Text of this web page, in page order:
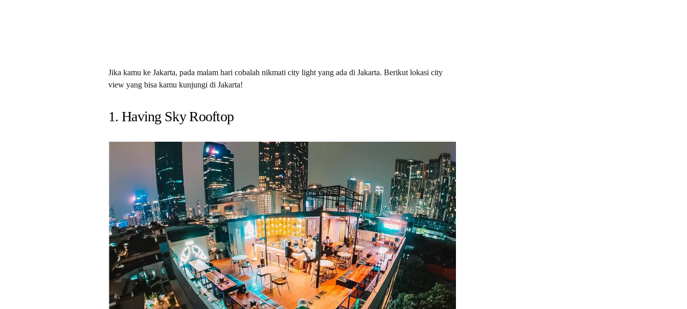
Jika kamu ke Jakarta, pada malam hari cobalah nikmati city light yang ada di Jakarta. Berikut lokasi city
view yang bisa kamu kunjungi di Jakarta!
1. Having Sky Rooftop